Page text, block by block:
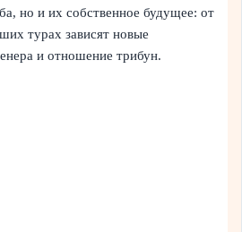
но и их собственное будущее: от
турах зависят новые
и отношение трибун.